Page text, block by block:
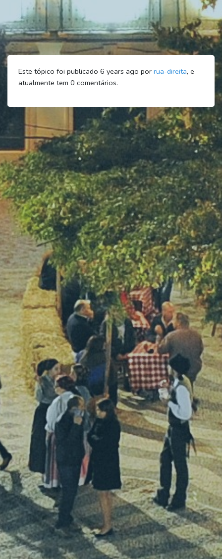
Este tópico foi publicado 6 years ago por rua-direita, e
atualmente tem 0 comentários.